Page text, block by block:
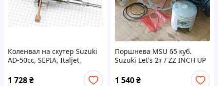
Коленвал на скутер Suzuki
AD-50cc, SEPIA, Italjet,
"MotoTech"Taiwan Сузуки
Сепия Адрес
1 728₴
Поршнева MSU 65 куб.
Suzuki Let's 2т / ZZ INCH UP
1 540₴